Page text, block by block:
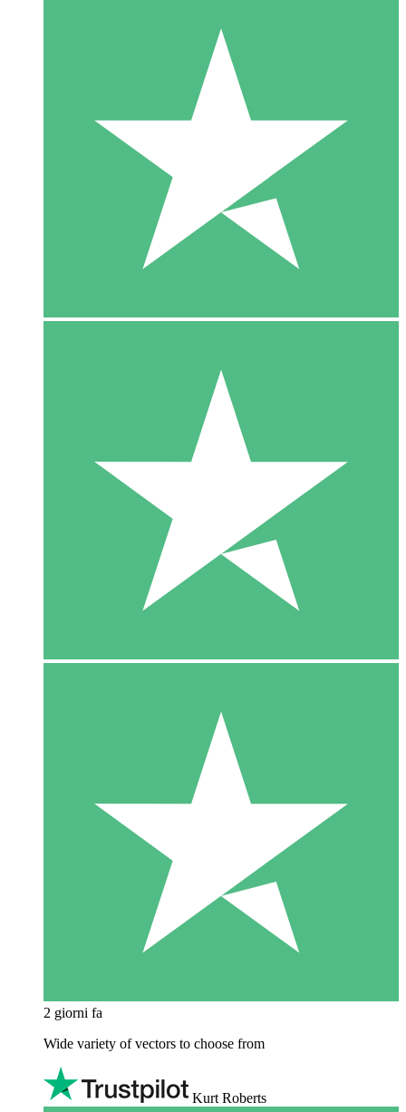
2 giorni fa
Wide variety of vectors to choose from
Kurt Roberts